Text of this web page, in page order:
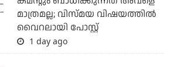
മാത്രമല്ല; വിസ്മയ വിഷയത്തില്‍
വൈറലായി പോസ്റ്റ്
1 day ago